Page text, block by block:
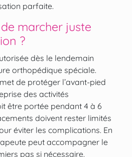
parfaite.
marcher juste
?
dès le lendemain
orthopédique spéciale.
de protéger l’avant-pied
des activités
être portée pendant 4 à 6
doivent rester limités
éviter les complications. En
peut accompagner le
pas si nécessaire.